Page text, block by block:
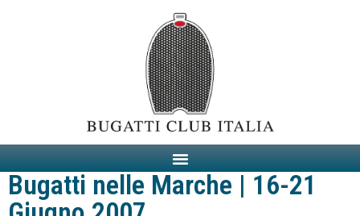
Bugatti nelle Marche | 16-21